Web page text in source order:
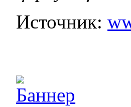
Источник: